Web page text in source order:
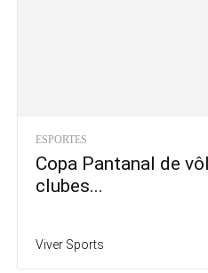
ESPORTES
Copa Pantanal de
clubes...
Viver Sports